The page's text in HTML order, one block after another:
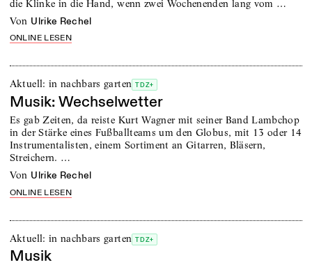
die Klinke in die Hand, wenn zwei Wochenenden lang vom …
von Ulrike Rechel
ONLINE LESEN
Aktuell: in nachbars garten TDZ+
Musik: Wechselwetter
Es gab Zeiten, da reiste Kurt Wagner mit seiner Band Lambchop
in der Stärke eines Fußballteams um den Globus, mit 13 oder 14
Instrumentalisten, einem Sortiment an Gitarren, Bläsern,
Streichern. …
von Ulrike Rechel
ONLINE LESEN
Aktuell: in nachbars garten TDZ+
Musik